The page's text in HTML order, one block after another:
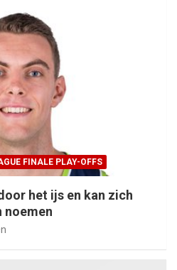
FINALE PLAY-OFFS
het ijs en kan zich
noemen